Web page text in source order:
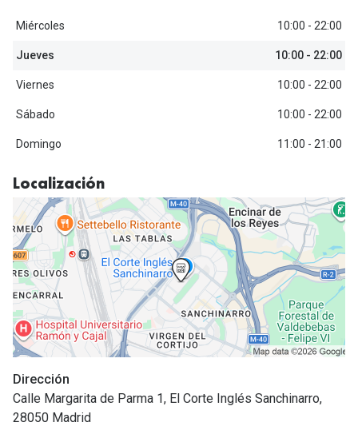
Ver todas las marcas
Formas y Colores
Gafas de Sol Cuadradas
Gafas de Sol Aviador
Gafas de Sol Ojo de Gato - Cat Eye
Gafas de Sol Redondas
Gafas de Sol Ovaladas
Gafas de Sol Negras
Gafas de Sol Transparentes
Gafas de Sol Rojas
Tipos de Gafas de Sol
Iconicos
Consejos
Eyexpert
Precision
Total 30
Biotrue
Lentillas
Miércoles 10:00 - 22:00
Jueves 10:00 - 22:00
Viernes 10:00 - 22:00
Sábado 10:00 - 22:00
Domingo 11:00 - 21:00
Localización
Dirección
Calle Margarita de Parma 1, El Corte Inglés Sanchinarro,
28050 Madrid